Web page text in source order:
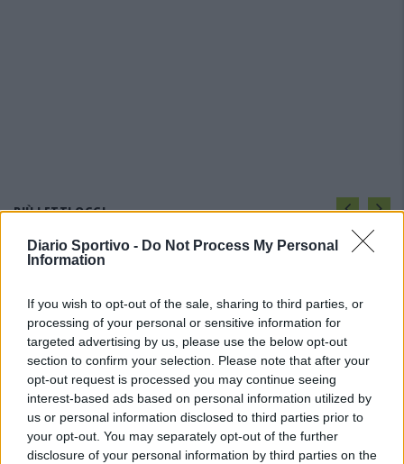
Diario Sportivo - Do Not Process My Personal
Information
If you wish to opt-out of the sale, sharing to third parties, or
processing of your personal or sensitive information for
targeted advertising by us, please use the below opt-out
section to confirm your selection. Please note that after your
opt-out request is processed you may continue seeing
interest-based ads based on personal information utilized by
us or personal information disclosed to third parties prior to
your opt-out. You may separately opt-out of the further
disclosure of your personal information by third parties on the
PIÙ LETTI OGGI
6 Ago 2026
L'Ossese si prepara all'esordio in D: Forzati,
Cabrera, Tesio, Limongelli, Bolzicco e tanti
giovani tra i…
7 Ago 2026
Le 5 sarde ancora nel girone G con 8 squadre
laziali, 4 campane e la novità dei molisani del